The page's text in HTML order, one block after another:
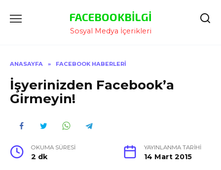
Atla
FACEBOOKBILGI
Sosyal Medya İçerikleri
ANASAYFA » FACEBOOK HABERLERI
İşyerinizden Facebook’a
Girmeyin!
OKUMA SÜRESI
2 dk
YAYINLANMA TARIHI
14 Mart 2015